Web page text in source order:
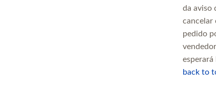
da aviso
cancelar
pedido
back to